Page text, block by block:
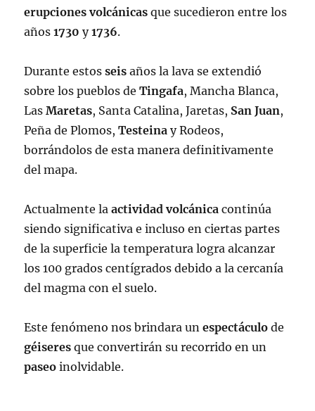
erupciones volcánicas que sucedieron entre los
años1730 y1736.
Durante estosseis años la lava se extendió
sobre los pueblos deTingafa, Mancha Blanca,
LasMaretas, Santa Catalina, Jaretas, San Juan,
Peña de Plomos,Testeina y Rodeos,
borrándolos de esta manera definitivamente
del mapa.
Actualmente laactividad volcánica continúa
siendo significativa e incluso en ciertas partes
de la superficie la temperatura logra alcanzar
los 100 grados centígrados debido a la cercanía
del magma con el suelo.
Este fenómeno nos brindara unespectáculo de
géiseres que convertirán su recorrido en un
paseo inolvidable.